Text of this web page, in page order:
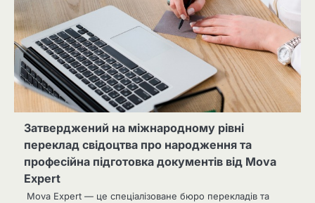
Затверджений на міжнародному рівні
переклад свідоцтва про народження та
професійна підготовка документів від Mova
Expert
Mova Expert — це спеціалізоване бюро перекладів та